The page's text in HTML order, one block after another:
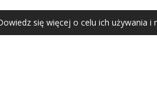
Agata Zubel ©
się więcej o celu ich używania